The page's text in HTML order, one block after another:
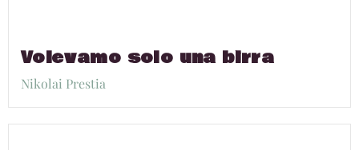
Volevamo solo una birra
Nikolai Prestia